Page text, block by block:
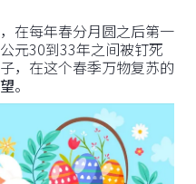
在每年春分月圆之后第一
元30到33年之间被钉死
，在这个春季万物复苏的
。